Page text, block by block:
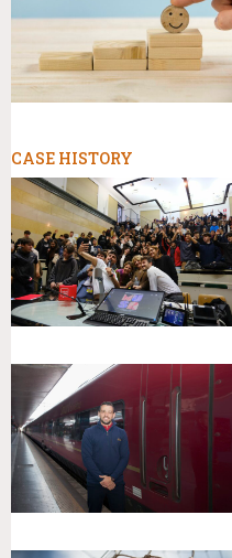
CASE HISTORY